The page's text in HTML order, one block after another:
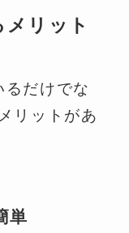
リット
るだけでな
リットがあ
単